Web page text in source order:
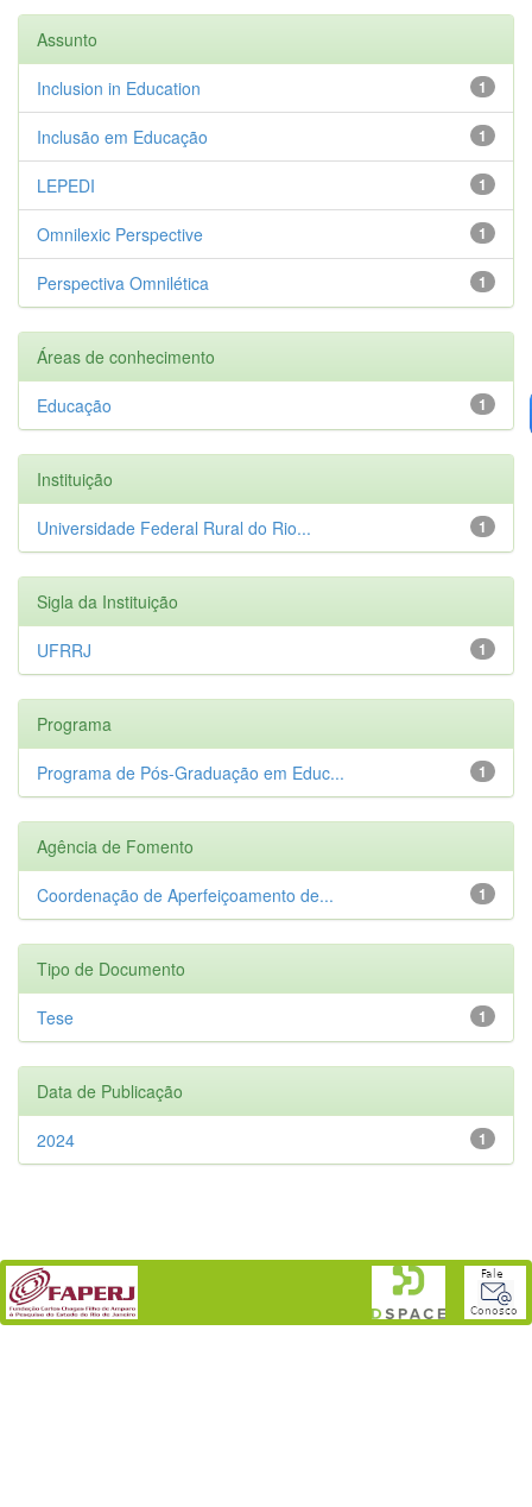
Assunto
1
Inclusion in Education
1
Inclusão em Educação
1
LEPEDI
1
Omnilexic Perspective
1
Perspectiva Omnilética
Áreas de conhecimento
1
Educação
Instituição
1
Universidade Federal Rural do Rio...
Sigla da Instituição
1
UFRRJ
Programa
1
Programa de Pós-Graduação em Educ...
Agência de Fomento
1
Coordenação de Aperfeiçoamento de...
Tipo de Documento
1
Tese
Data de Publicação
1
2024